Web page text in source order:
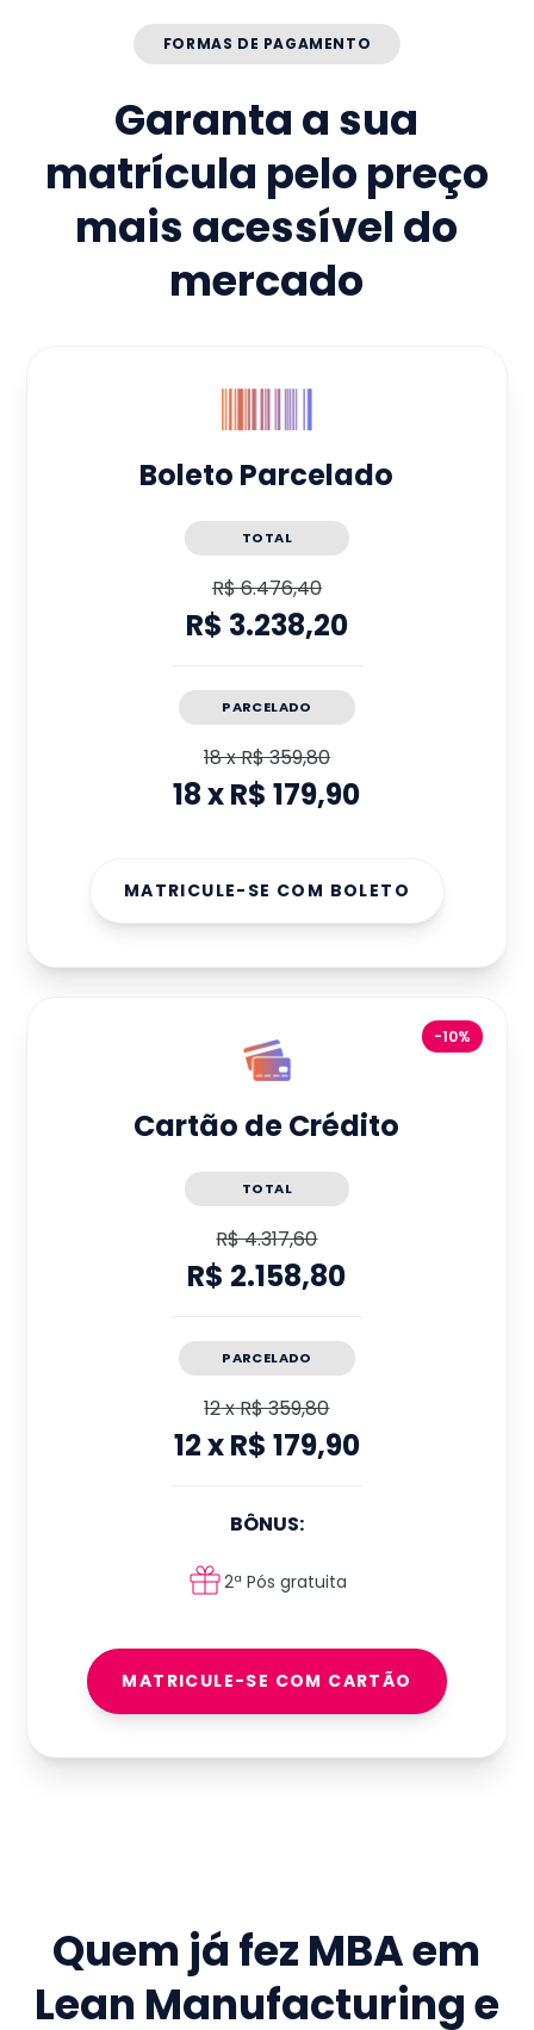
FORMAS DE PAGAMENTO
Garanta a sua
matrícula pelo preço
mais acessível do
mercado
Boleto Parcelado
TOTAL
R$ 6.476,40
R$ 3.238,20
PARCELADO
18xR$ 359,80
18xR$ 179,90
MATRICULE-SE COM BOLETO
-10%
Cartão de Crédito
TOTAL
R$ 4.317,60
R$ 2.158,80
PARCELADO
12xR$ 359,80
12xR$ 179,90
BÔNUS:
2ª Pós gratuita
MATRICULE-SE COM CARTÃO
Quem já fez MBA em
Lean Manufacturing e